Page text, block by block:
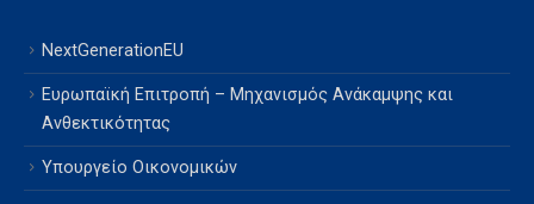
NextGenerationEU
Ευρωπαϊκή Επιτροπή – Μηχανισμός Ανάκαμψης και
Ανθεκτικότητας
Υπουργείο Οικονομικών